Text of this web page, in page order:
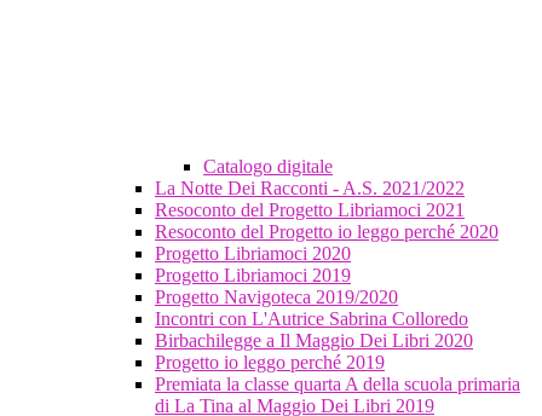
Catalogo digitale
La Notte Dei Racconti - A.S. 2021/2022
Resoconto del Progetto Libriamoci 2021
Resoconto del Progetto io leggo perché 2020
Progetto Libriamoci 2020
Progetto Libriamoci 2019
Progetto Navigoteca 2019/2020
Incontri con L'Autrice Sabrina Colloredo
Birbachilegge a Il Maggio Dei Libri 2020
Progetto io leggo perché 2019
Premiata la classe quarta A della scuola primaria
di La Tina al Maggio Dei Libri 2019